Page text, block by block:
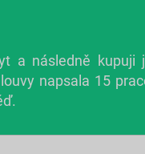
a následně
napsala 15